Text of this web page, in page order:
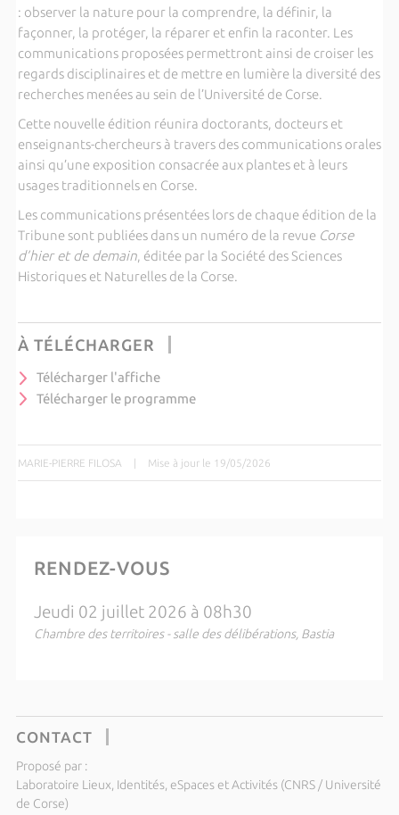
: observer la nature pour la comprendre, la définir, la
façonner, la protéger, la réparer et enfin la raconter. Les
communications proposées permettront ainsi de croiser les
regards disciplinaires et de mettre en lumière la diversité des
recherches menées au sein de l’Université de Corse.
Cette nouvelle édition réunira doctorants, docteurs et
enseignants-chercheurs à travers des communications orales
ainsi qu’une exposition consacrée aux plantes et à leurs
usages traditionnels en Corse.
Les communications présentées lors de chaque édition de la
Tribune sont publiées dans un numéro de la revue Corse
d’hier et de demain, éditée par la Société des Sciences
Historiques et Naturelles de la Corse.
À TÉLÉCHARGER
Télécharger l'affiche
Télécharger le programme
MARIE-PIERRE FILOSA | Mise à jour le 19/05/2026
RENDEZ-VOUS
Jeudi 02 juillet 2026 à 08h30
Chambre des territoires - salle des délibérations, Bastia
CONTACT
Proposé par :
Laboratoire Lieux, Identités, eSpaces et Activités (CNRS / Université
de Corse)